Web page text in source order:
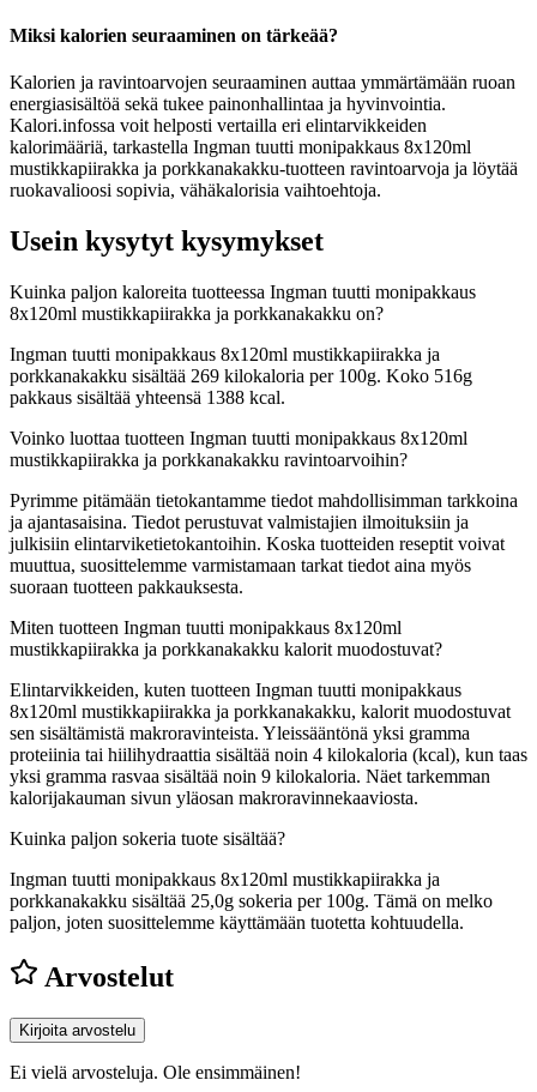
Miksi kalorien seuraaminen on tärkeää?
Kalorien ja ravintoarvojen seuraaminen auttaa ymmärtämään ruoan
energiasisältöä sekä tukee painonhallintaa ja hyvinvointia.
Kalori.infossa voit helposti vertailla eri elintarvikkeiden
kalorimääriä, tarkastella Ingman tuutti monipakkaus 8x120ml
mustikkapiirakka ja porkkanakakku-tuotteen ravintoarvoja ja löytää
ruokavalioosi sopivia, vähäkalorisia vaihtoehtoja.
Usein kysytyt kysymykset
Kuinka paljon kaloreita tuotteessa Ingman tuutti monipakkaus
8x120ml mustikkapiirakka ja porkkanakakku on?
Ingman tuutti monipakkaus 8x120ml mustikkapiirakka ja
porkkanakakku sisältää 269 kilokaloria per 100g. Koko 516g
pakkaus sisältää yhteensä 1388 kcal.
Voinko luottaa tuotteen Ingman tuutti monipakkaus 8x120ml
mustikkapiirakka ja porkkanakakku ravintoarvoihin?
Pyrimme pitämään tietokantamme tiedot mahdollisimman tarkkoina
ja ajantasaisina. Tiedot perustuvat valmistajien ilmoituksiin ja
julkisiin elintarviketietokantoihin. Koska tuotteiden reseptit voivat
muuttua, suosittelemme varmistamaan tarkat tiedot aina myös
suoraan tuotteen pakkauksesta.
Miten tuotteen Ingman tuutti monipakkaus 8x120ml
mustikkapiirakka ja porkkanakakku kalorit muodostuvat?
Elintarvikkeiden, kuten tuotteen Ingman tuutti monipakkaus
8x120ml mustikkapiirakka ja porkkanakakku, kalorit muodostuvat
sen sisältämistä makroravinteista. Yleissääntönä yksi gramma
proteiinia tai hiilihydraattia sisältää noin 4 kilokaloria (kcal), kun taas
yksi gramma rasvaa sisältää noin 9 kilokaloria. Näet tarkemman
kalorijakauman sivun yläosan makroravinnekaaviosta.
Kuinka paljon sokeria tuote sisältää?
Ingman tuutti monipakkaus 8x120ml mustikkapiirakka ja
porkkanakakku sisältää 25,0g sokeria per 100g. Tämä on melko
paljon, joten suosittelemme käyttämään tuotetta kohtuudella.
Arvostelut
Kirjoita arvostelu
Ei vielä arvosteluja. Ole ensimmäinen!